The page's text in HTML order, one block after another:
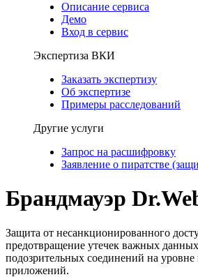
Описание сервиса
Демо
Вход в сервис
Экспертиза ВКИ
Заказать экспертизу
Об экспертизе
Примеры расследований
Другие услуги
Запрос на расшифровку
Заявление о пиратстве
Брандмауэр
Защита от несанкционированного
предотвращение утечек важных
подозрительных соединений на уровне
приложений.